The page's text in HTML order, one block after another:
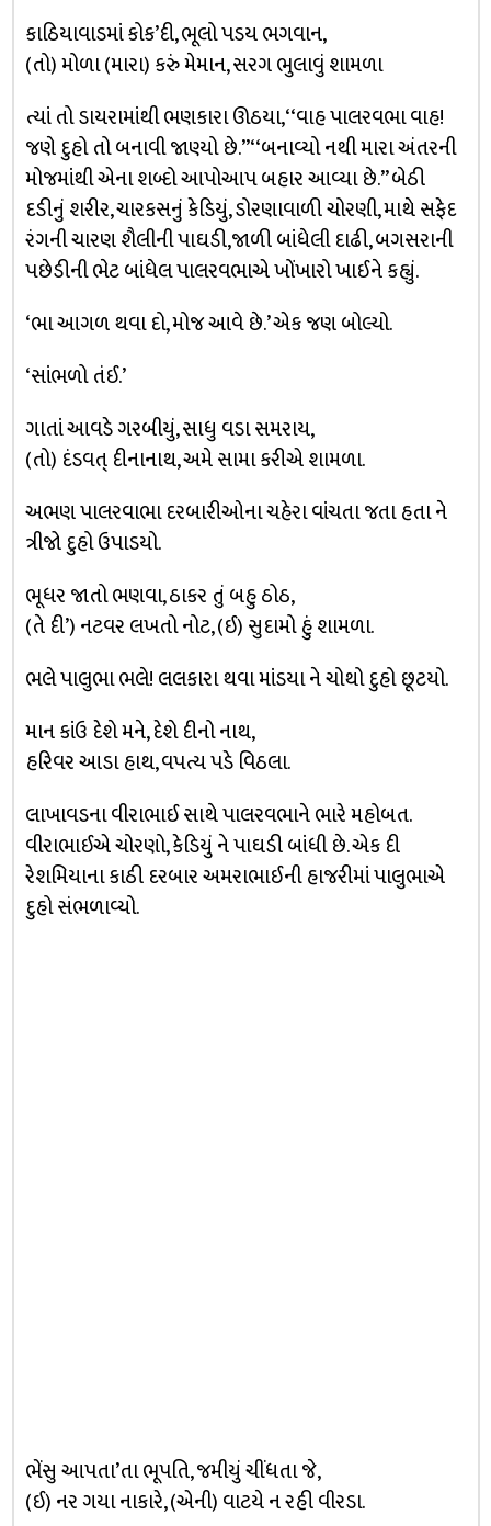
કાઠિયાવાડમાં કોક’દી, ભૂલો પડય ભગવાન,
(તો) મોળા (મારા) કરું મેમાન, સરગ ભુલાવું શામળા
ત્યાં તો ડાયરામાંથી ભણકારા ઊઠયા, ‘‘વાહ પાલરવભા વાહ!
જણે દુહો તો બનાવી જાણ્યો છે.’’ ‘‘બનાવ્યો નથી મારા અંતરની
મોજમાંથી એના શબ્દો આપોઆપ બહાર આવ્યા છે.’’ બેઠી
દડીનું શરીર, ચારકસનું કેડિયું, ડોરણાવાળી ચોરણી, માથે સફેદ
રંગની ચારણ શૈલીની પાઘડી,જાળી બાંધેલી દાઢી, બગસરાની
પછેડીની ભેટ બાંધેલ પાલરવભાએ ખોંખારો ખાઈને કહ્યું.
‘ભા આગળ થવા દો, મોજ આવે છે.’ એક જણ બોલ્યો.
‘સાંભળો તંઈ.’
ગાતાં આવડે ગરબીયું, સાધુ વડા સમરાય,
(તો) દંડવત્ દીનાનાથ, અમે સામા કરીએ શામળા.
અભણ પાલરવાભા દરબારીઓના ચહેરા વાંચતા જતા હતા ને
ત્રીજો દુહો ઉપાડયો.
ભૂધર જાતો ભણવા, ઠાકર તું બહુ ઠોઠ,
(તે દી’) નટવર લખતો નોટ, (ઈ) સુદામો હું શામળા.
ભલે પાલુભા ભલે! લલકારા થવા માંડયા ને ચોથો દુહો છૂટયો.
માન કાંઉ દેશે મને, દેશે દીનો નાથ,
હરિવર આડા હાથ, વપત્ય પડે વિઠલા.
લાખાવડના વીરાભાઈ સાથે પાલરવભાને ભારે મહોબત.
વીરાભાઈએ ચોરણો, કેડિયું ને પાઘડી બાંધી છે. એક દી
રેશમિયાના કાઠી દરબાર અમરાભાઈની હાજરીમાં પાલુભાએ
દુહો સંભળાવ્યો.
ભેંસુ આપતા’તા ભૂપતિ, જમીયું ચીંધતા જે,
(ઈ) નર ગયા નાકારે, (એની) વાટયે ન રહી વીરડા.